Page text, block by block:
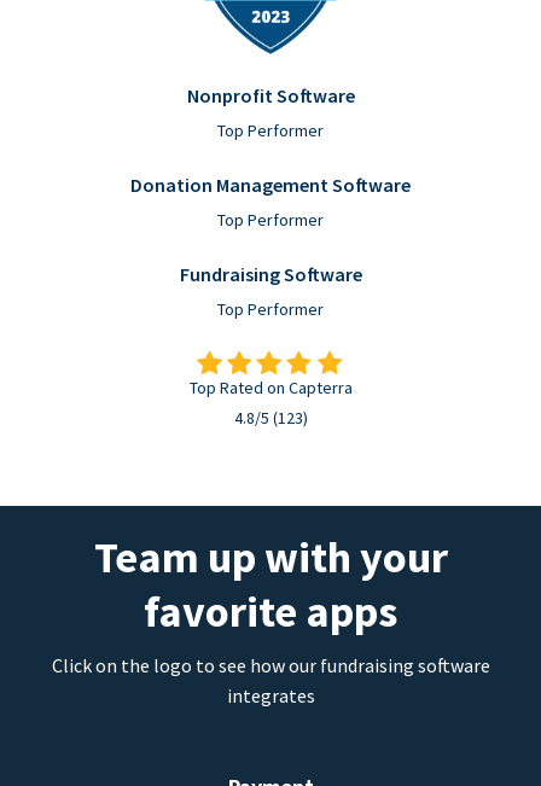
Nonprofit Software
Top Performer
Donation Management Software
Top Performer
Fundraising Software
Top Performer
Top Rated on Capterra
4.8/5 (123)
Team up with your
favorite apps
Click on the logo to see how our fundraising software
integrates